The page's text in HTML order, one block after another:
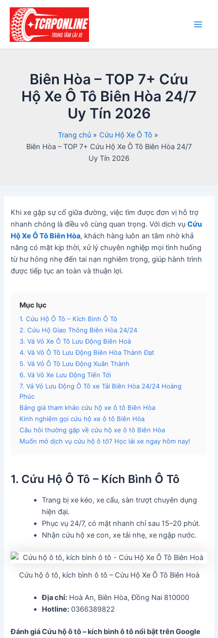
Nhảy
dung
Biên Hòa – TOP 7+ Cứu
Hộ Xe Ô Tô Biên Hòa 24/7
Uy Tín 2026
Trang chủ
Cứu Hộ Xe Ô Tô
Biên Hòa – TOP 7+ Cứu Hộ Xe Ô Tô Biên Hòa 24/7
Uy Tín 2026
Khi xe gặp sự cố giữa đường, việc tìm được đơn vị hỗ trợ
nhanh chóng là điều vô cùng quan trọng. Với dịch vụCứu
Hộ Xe Ô Tô Biên Hòa, khách hàng luôn an tâm nhờ khả
năng có mặt kịp thời, xử lý chuyên nghiệp mọi tình huống
từ hư hỏng nhẹ đến tai nạn nghiêm trọng, giúp hành trình
được tiếp tục an toàn và thuận lợi.
Mục lục
1. Cứu Hộ Ô Tô – Kích Bình Ô Tô
2. Cứu Hộ Giao Thông Biên Hòa 24/24
3. Vá Vỏ Xe Ô Tô Lưu Động Biên Hoà
4. Vá Vỏ Ô Tô Lưu Động Biên Hòa Thành Đạt
5. Vá Vỏ Ô Tô Lưu Động Xuân Thành
6. Vá Vỏ Xe Lưu Động Tiến Tới
7. Vá Vỏ Lưu Động Ô Tô xe Tải Biên Hòa 24/24 Hoàng
Phúc
Bảng giá tham khảo cứu hộ xe ô tô Biên Hòa
Kinh nghiệm gọi cứu hộ xe ô tô Biên Hòa
Câu hỏi thường gặp về cứu hộ xe ô tô Biên Hòa
Muốn mở dịch vụ cứu hộ ô tô? Học lái xe ngay hôm nay!
1. Cứu Hộ Ô Tô – Kích Bình Ô Tô
Trang bị xe kéo, xe cẩu, sàn trượt chuyên dụng
hiện đại.
Phục vụ 24/7, có mặt nhanh chỉ sau 15–20 phút.
Nhận cứu hộ xe con, xe tải nhẹ, xe ngập nước.
Cứu hộ ô tô, kích bình ô tô – Cứu Hộ Xe Ô Tô Biên Hoà
Địa chỉ: Hoà An, Biên Hòa, Đồng Nai 810000
Hotline: 0366389822
Đánh giá Cứu hộ ô tô – kích bình ô tô nổi bật trên Google